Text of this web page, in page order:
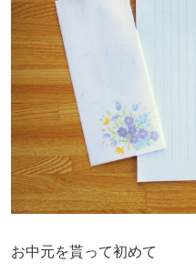
お中元を貰って初めて